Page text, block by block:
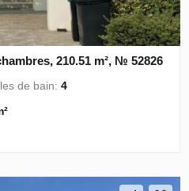
210.51 m², № 52826
de bain:4